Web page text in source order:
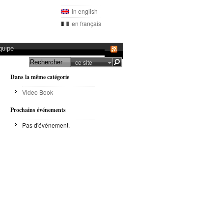
in english
en français
ce site
Dans la même catégorie
Video Book
Prochains événements
Pas d'événement.